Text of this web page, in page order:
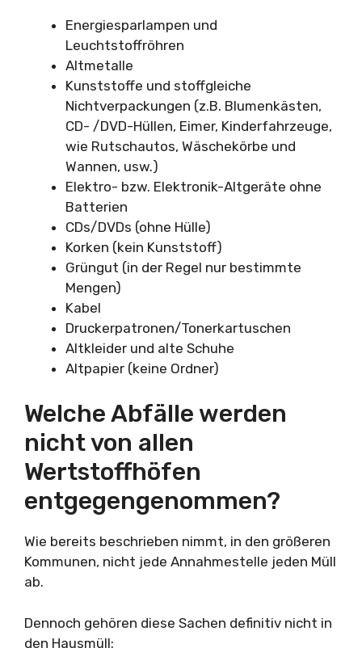
Energiesparlampen und
Leuchtstoffröhren
Altmetalle
Kunststoffe und stoffgleiche
Nichtverpackungen (z.B. Blumenkästen,
CD- /DVD-Hüllen, Eimer, Kinderfahrzeuge,
wie Rutschautos, Wäschekörbe und
Wannen, usw.)
Elektro- bzw. Elektronik-Altgeräte ohne
Batterien
CDs/DVDs (ohne Hülle)
Korken (kein Kunststoff)
Grüngut (in der Regel nur bestimmte
Mengen)
Kabel
Druckerpatronen/Tonerkartuschen
Altkleider und alte Schuhe
Altpapier (keine Ordner)
Welche Abfälle werden
nicht von allen
Wertstoffhöfen
entgegengenommen?
Wie bereits beschrieben nimmt, in den größeren
Kommunen, nicht jede Annahmestelle jeden Müll
ab.
Dennoch gehören diese Sachen definitiv nicht in
den Hausmüll: